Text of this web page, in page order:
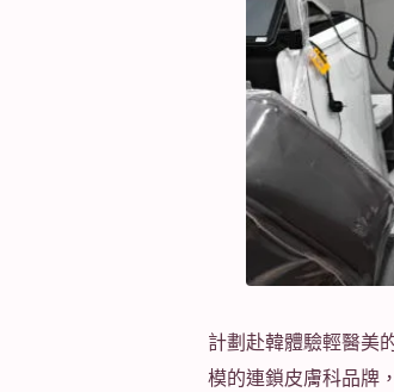
計劃赴韓體驗輕醫美
模的連鎖皮膚科品牌